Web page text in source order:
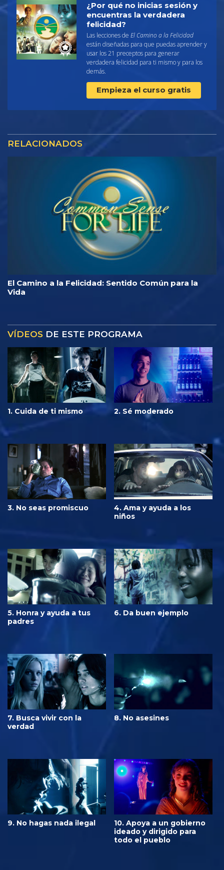
¿Por qué no inicias sesión y
encuentras la verdadera
felicidad?
Las lecciones de El Camino a la Felicidad
están diseñadas para que puedas aprender y
usar los 21 preceptos para generar
verdadera felicidad para ti mismo y para los
demás.
Empieza el curso gratis
RELACIONADOS
El Camino a la Felicidad: Sentido Común para la
Vida
VÍDEOS DE ESTE PROGRAMA
1. Cuida de ti mismo 2. Sé moderado
3. No seas promiscuo
4. Ama y ayuda a los
niños
5. Honra y ayuda a tus
padres
6. Da buen ejemplo
7. Busca vivir con la
verdad
8. No asesines
9. No hagas nada ilegal
10. Apoya a un gobierno
ideado y dirigido para
todo el pueblo